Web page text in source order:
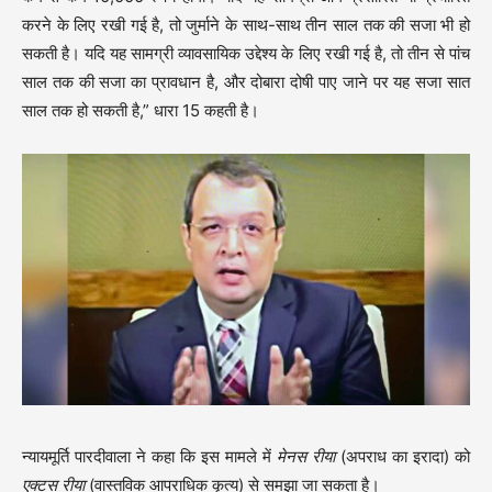
करने के लिए रखी गई है, तो जुर्माने के साथ-साथ तीन साल तक की सजा भी हो
सकती है। यदि यह सामग्री व्यावसायिक उद्देश्य के लिए रखी गई है, तो तीन से पांच
साल तक की सजा का प्रावधान है, और दोबारा दोषी पाए जाने पर यह सजा सात
साल तक हो सकती है,” धारा 15 कहती है।
न्यायमूर्ति पारदीवाला ने कहा कि इस मामले में मेनस रीया(अपराध का इरादा) को
एक्टस रीया(वास्तविक आपराधिक कृत्य) से समझा जा सकता है।